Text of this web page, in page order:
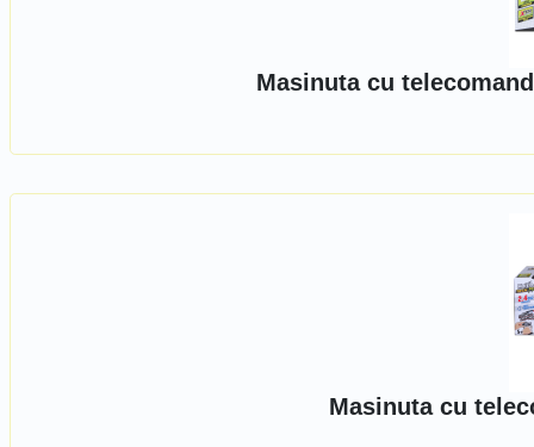
Masinuta cu
Masinuta cu